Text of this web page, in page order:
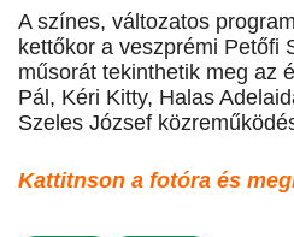
A színes, változatos
kettőkor a veszprémi Petőfi
műsorát tekinthetik meg az
Pál, Kéri Kitty, Halas
Szeles József
Kattitnson a fotóra és